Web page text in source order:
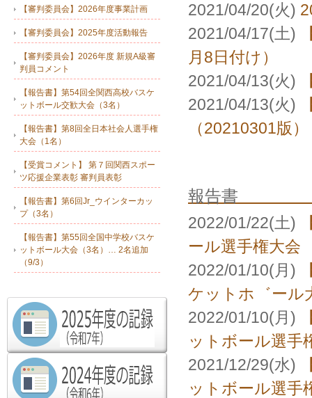
2021/04/20(火)
2021/04/17(土)
月8日付け）
2021/04/13(火)
2021/04/13(火)
（20210301版）
報告書
2022/01/22(土)
ール選手権大会
2022/01/10(月)
ケットホ゛ール
2022/01/10(月)
ットボール選手
2021/12/29(水)
ットボール選手
【審判委員会】2026年度事業計画
【審判委員会】2025年度活動報告
【審判委員会】2026年度 新規A級審
判員コメント
【報告書】第54回全関西高校バスケ
ットボール交歓大会（3名）
【報告書】第8回全日本社会人選手権
大会（1名）
【受賞コメント】 第７回関西スポー
ツ応援企業表彰 審判員表彰
【報告書】第6回Jr_ウインターカッ
プ（3名）
【報告書】第55回全国中学校バスケ
ットボール大会（3名）… 2名追加
（9/3）